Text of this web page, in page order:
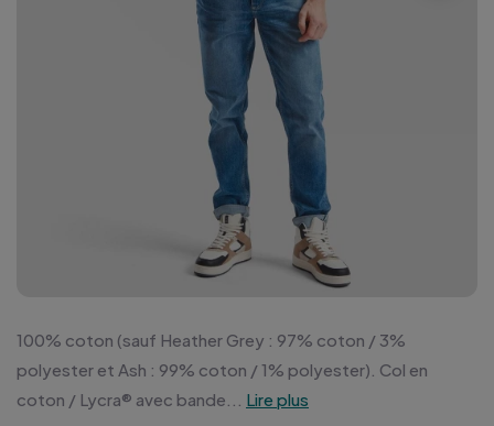
100% coton (sauf Heather Grey : 97% coton / 3%
polyester et Ash : 99% coton / 1% polyester). Col en
coton / Lycra® avec bande...
Lire plus